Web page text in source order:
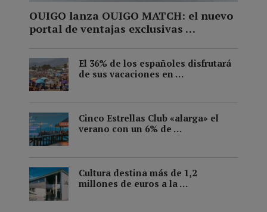
OUIGO lanza OUIGO MATCH: el nuevo
portal de ventajas exclusivas …
El 36% de los españoles disfrutará
de sus vacaciones en …
Cinco Estrellas Club «alarga» el
verano con un 6% de …
Cultura destina más de 1,2
millones de euros a la …